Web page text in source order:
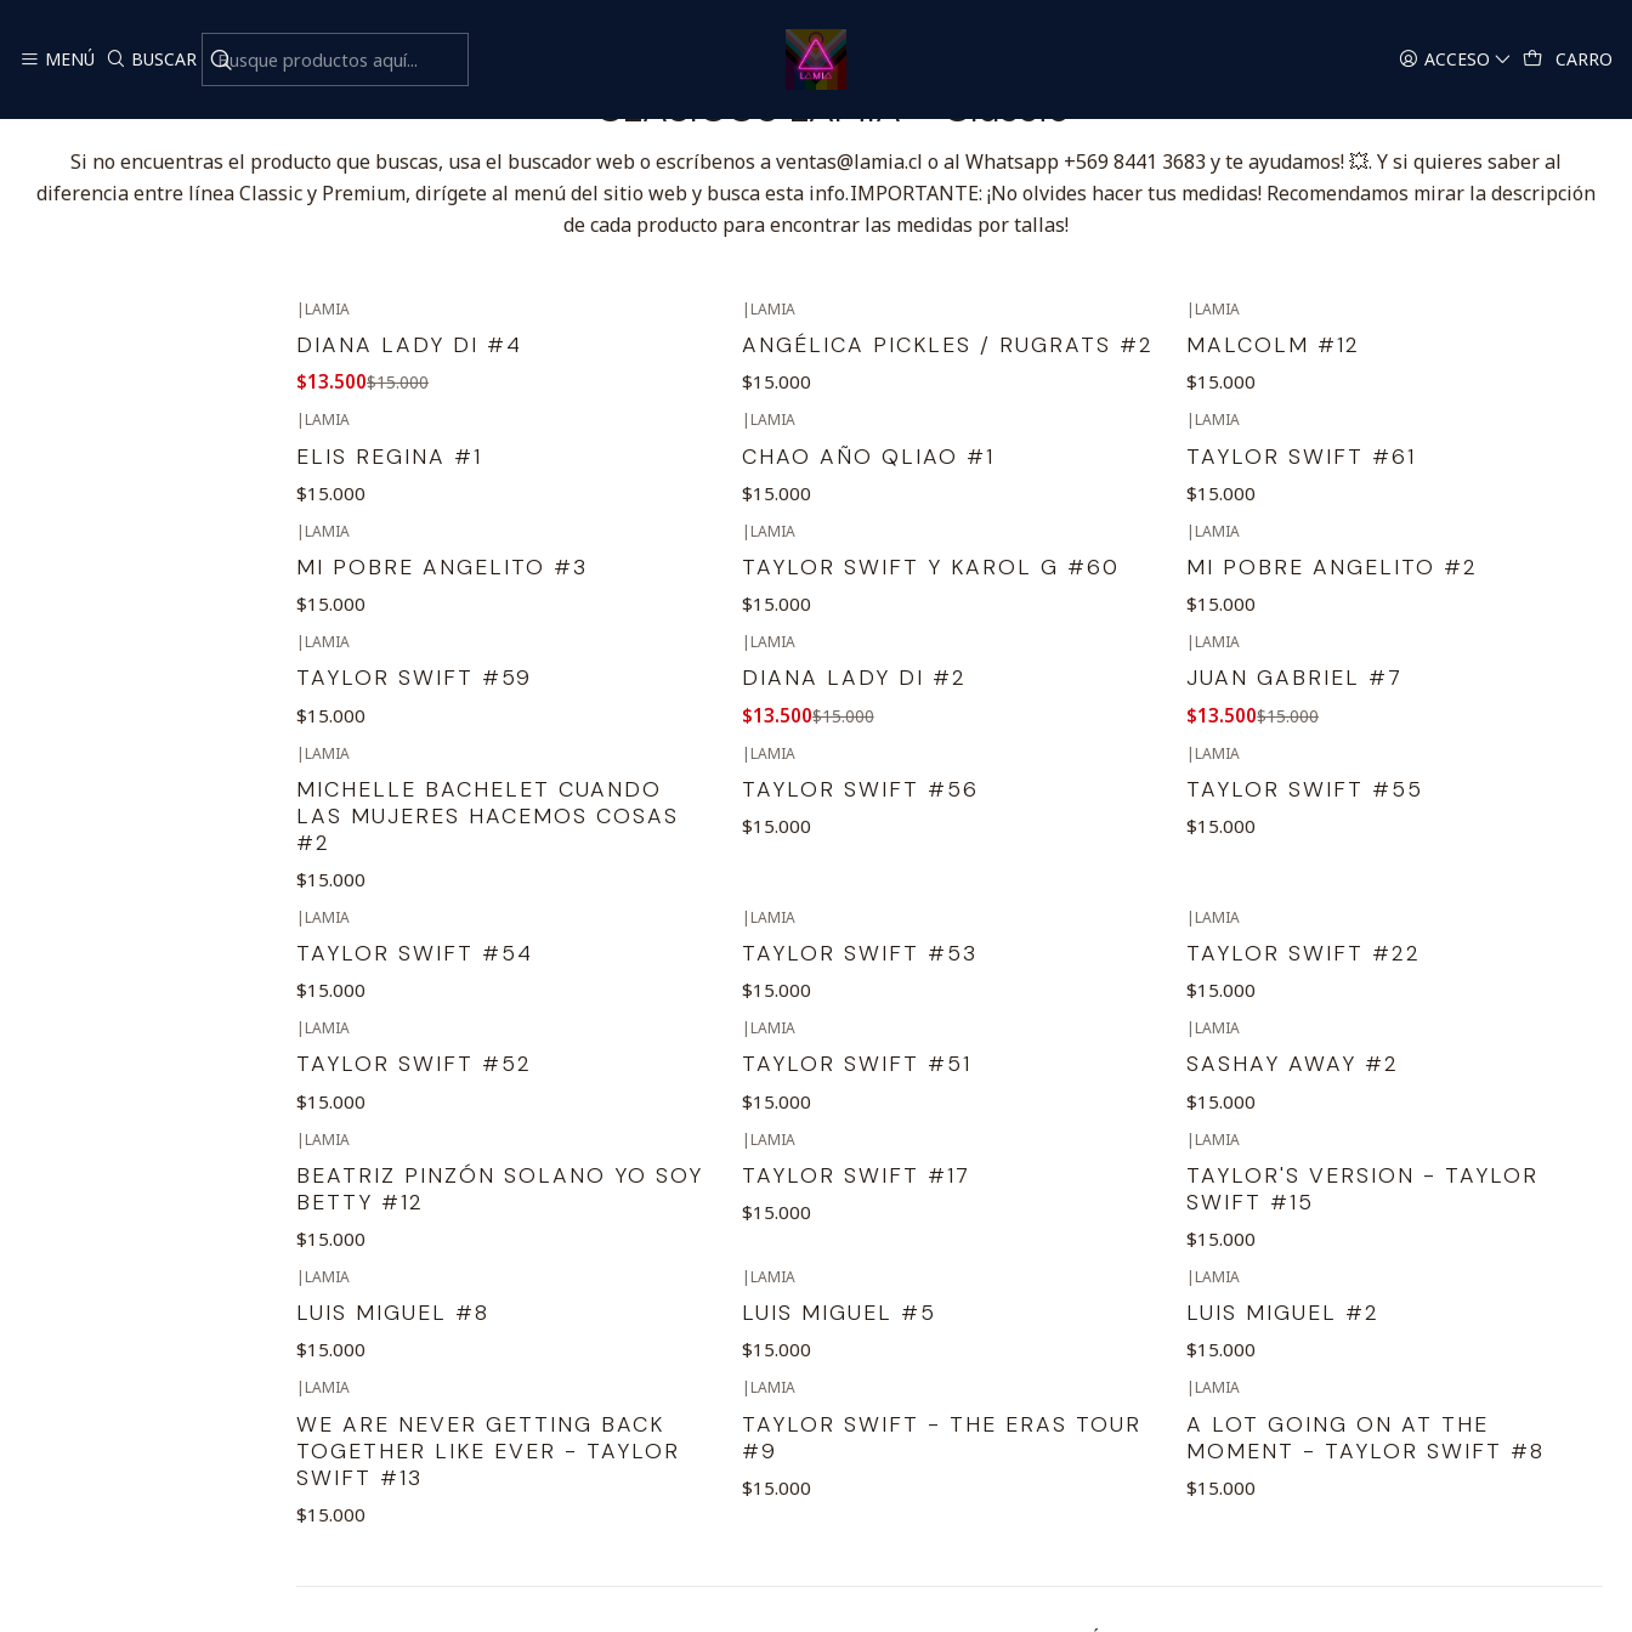
MENÚ BUSCAR ACCESO CARRO
Catálogo Classic ⭐ CLÁSICOS LÂMIA⭐ Classic
⭐ CLÁSICOS LÂMIA⭐ Classic
Si no encuentras el producto que buscas, usa el buscador web o escríbenos a ventas@lamia.cl o al Whatsapp +569 8441 3683 y te ayudamos! 💥. Y si quieres saber al
diferencia entre línea Classic y Premium, dirígete al menú del sitio web y busca esta info. IMPORTANTE: ¡No olvides hacer tus medidas! Recomendamos mirar la descripción
de cada producto para encontrar las medidas por tallas!
| LAMIA
DIANA LADY DI #4
$13.500$15.000
| LAMIA
ANGÉLICA PICKLES / RUGRATS #2
$15.000
| LAMIA
MALCOLM #12
$15.000
| LAMIA
ELIS REGINA #1
$15.000
| LAMIA
CHAO AÑO QLIAO #1
$15.000
| LAMIA
TAYLOR SWIFT #61
$15.000
| LAMIA
MI POBRE ANGELITO #3
$15.000
| LAMIA
TAYLOR SWIFT Y KAROL G #60
$15.000
| LAMIA
MI POBRE ANGELITO #2
$15.000
| LAMIA
TAYLOR SWIFT #59
$15.000
| LAMIA
DIANA LADY DI #2
$13.500$15.000
| LAMIA
JUAN GABRIEL #7
$13.500$15.000
| LAMIA
MICHELLE BACHELET CUANDO
LAS MUJERES HACEMOS COSAS
#2
$15.000
| LAMIA
TAYLOR SWIFT #56
$15.000
| LAMIA
TAYLOR SWIFT #55
$15.000
| LAMIA
TAYLOR SWIFT #54
$15.000
| LAMIA
TAYLOR SWIFT #53
$15.000
| LAMIA
TAYLOR SWIFT #22
$15.000
| LAMIA
TAYLOR SWIFT #52
$15.000
| LAMIA
TAYLOR SWIFT #51
$15.000
| LAMIA
SASHAY AWAY #2
$15.000
| LAMIA
BEATRIZ PINZÓN SOLANO YO SOY
BETTY #12
$15.000
| LAMIA
TAYLOR SWIFT #17
$15.000
| LAMIA
TAYLOR'S VERSION - TAYLOR
SWIFT #15
$15.000
| LAMIA
LUIS MIGUEL #8
$15.000
| LAMIA
LUIS MIGUEL #5
$15.000
| LAMIA
LUIS MIGUEL #2
$15.000
| LAMIA
WE ARE NEVER GETTING BACK
TOGETHER LIKE EVER - TAYLOR
SWIFT #13
$15.000
| LAMIA
TAYLOR SWIFT - THE ERAS TOUR
#9
$15.000
| LAMIA
A LOT GOING ON AT THE
MOMENT - TAYLOR SWIFT #8
$15.000